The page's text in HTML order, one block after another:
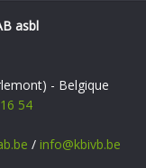
asbl
- Belgique
54
/ info@kbivb.be